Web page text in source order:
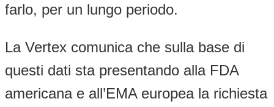
farlo, per un lungo periodo.
La Vertex comunica che sulla base di
questi dati sta presentando alla FDA
americana e all’EMA europea la richiesta